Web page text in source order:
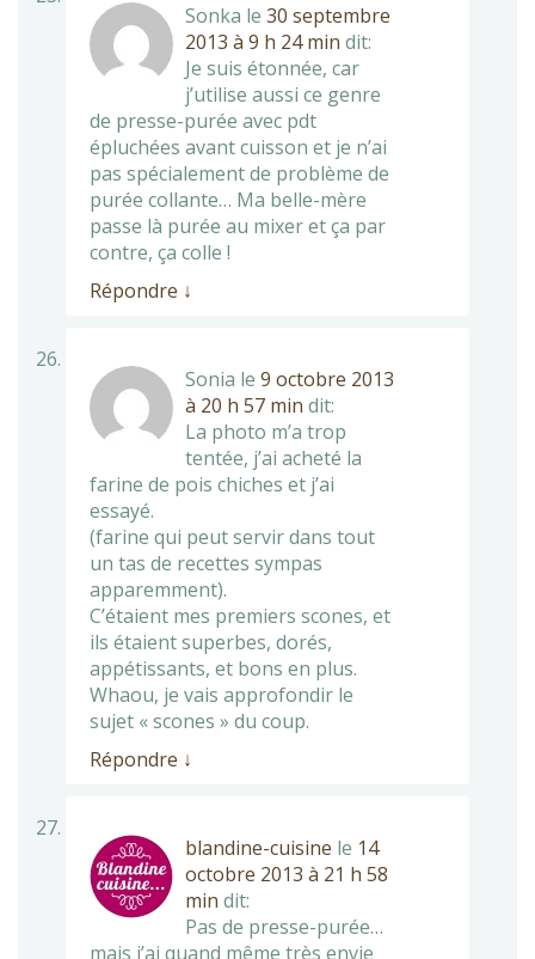
Sonka le 30 septembre
2013 à 9 h 24 min dit:
Je suis étonnée, car
j’utilise aussi ce genre
de presse-purée avec pdt
épluchées avant cuisson et je n’ai
pas spécialement de problème de
purée collante… Ma belle-mère
passe là purée au mixer et ça par
contre, ça colle !
Répondre ↓
Sonia le 9 octobre 2013
à 20 h 57 min dit:
La photo m’a trop
tentée, j’ai acheté la
farine de pois chiches et j’ai
essayé.
(farine qui peut servir dans tout
un tas de recettes sympas
apparemment).
C’étaient mes premiers scones, et
ils étaient superbes, dorés,
appétissants, et bons en plus.
Whaou, je vais approfondir le
sujet « scones » du coup.
Répondre ↓
blandine-cuisine le 14
octobre 2013 à 21 h 58
min dit:
Pas de presse-purée…
mais j’ai quand même très envie